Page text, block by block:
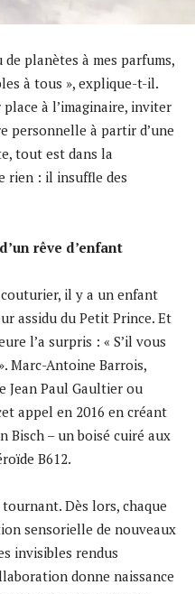
de planètes à mes parfums,
à tous », explique-t-il.
à l’imaginaire, inviter
personnelle à partir d’une
tout est dans la
rien : il insuffle des
rêve d’enfant
il y a un enfant
assidu du Petit Prince. Et
l’a surpris : « S’il vous
Marc-Antoine Barrois,
Jean Paul Gaultier ou
appel en 2016 en créant
Bisch – un boisé cuiré aux
B612.
Dès lors, chaque
sensorielle de nouveaux
invisibles rendus
donne naissance